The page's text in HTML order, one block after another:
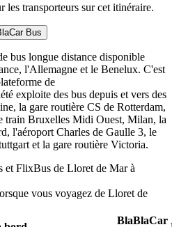
les transporteurs sur cet itinéraire.
Bus
bus longue distance disponible
l'Allemagne et le Benelux. C'est
de
exploite des bus depuis et vers des
la gare routière CS de Rotterdam,
train Bruxelles Midi Ouest, Milan, la
l'aéroport Charles de Gaulle 3, le
et la gare routière Victoria.
et FlixBus de Lloret de Mar à
vous voyagez de Lloret de
BlaBlaCar